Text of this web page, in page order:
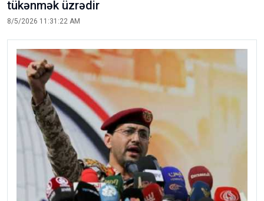
tükənmək üzrədir
8/5/2026 11:31:22 AM